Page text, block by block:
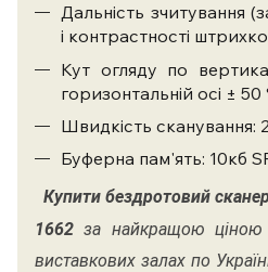
Дальність зчитування
і контрастності
Кут огляду по
горизонтальній осі ± 50
Швидкість сканування:
Буферна пам'ять: 10кб
Купити бездротовий
1662за найкращою ціною
виставкових залах по